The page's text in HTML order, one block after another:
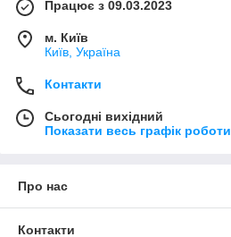
Працює з 09.03.2023
м. Київ
Київ, Україна
Контакти
Сьогодні вихідний
Показати весь графік роботи
Про нас
Контакти